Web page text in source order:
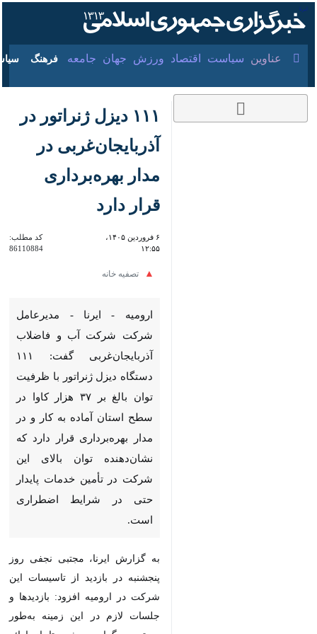
عناوین‌ سیاست اقتصاد ورزش جهان جامعه فرهنگ
۱۱۱ دیزل ژنراتور در
آذربایجان‌غربی در مدار
بهره‌برداری قرار دارد
۶ فروردین ۱۴۰۵،
۱۲:۵۵
تصفیه خانه
ارومیه - ایرنا - مدیرعامل شرکت
شرکت آب و فاضلاب
آذربایجان‌غربی گفت: ۱۱۱ دستگاه
دیزل ژنراتور با ظرفیت توان بالغ بر
۳۷ هزار کاوا در سطح استان آماده
به‌ کار و در مدار بهره‌برداری قرار
دارد که نشان‌دهنده توان بالای
این شرکت در تأمین خدمات
است.
به گزارش ایرنا، مجتبی نجفی روز
پنجشنبه در بازدید از تاسیسات این